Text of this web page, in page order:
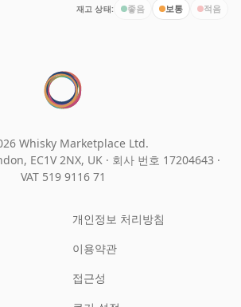
재고 상태: 좋음 보통 적음
Whisky Marketplace Ltd.
EC1V 2NX, UK · 회사 번호 17204643 ·
VAT 519 9116 71
개인정보 처리방침
이용약관
접근성